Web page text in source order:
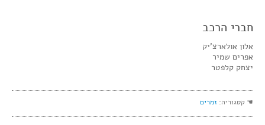
חברי הרכב
אלון אולארצ’יק
אפרים שמיר
יצחק קלפטר
☚ קטגוריה: זמרים